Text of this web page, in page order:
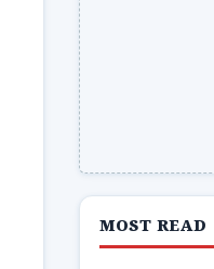
MOST READ